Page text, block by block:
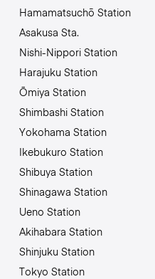
Hamamatsuchō Station
Asakusa Sta.
Nishi-Nippori Station
Harajuku Station
Ōmiya Station
Shimbashi Station
Yokohama Station
Ikebukuro Station
Shibuya Station
Shinagawa Station
Ueno Station
Akihabara Station
Shinjuku Station
Tokyo Station